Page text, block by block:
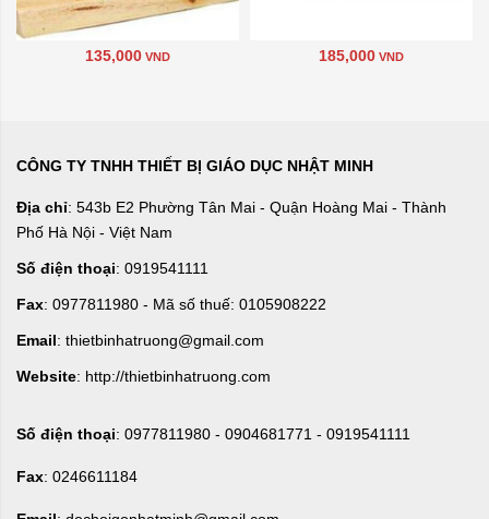
135,000 VND 185,000 VND
CÔNG TY TNHH THIẾT BỊ GIÁO DỤC NHẬT MINH
Địa chỉ: 543b E2 Phường Tân Mai - Quận Hoàng Mai - Thành
Phố Hà Nội - Việt Nam
Số điện thoại: 0919541111
Fax: 0977811980 - Mã số thuế: 0105908222
Email: thietbinhatruong@gmail.com
Website: http://thietbinhatruong.com
Số điện thoại: 0977811980 - 0904681771 - 0919541111
Fax: 0246611184